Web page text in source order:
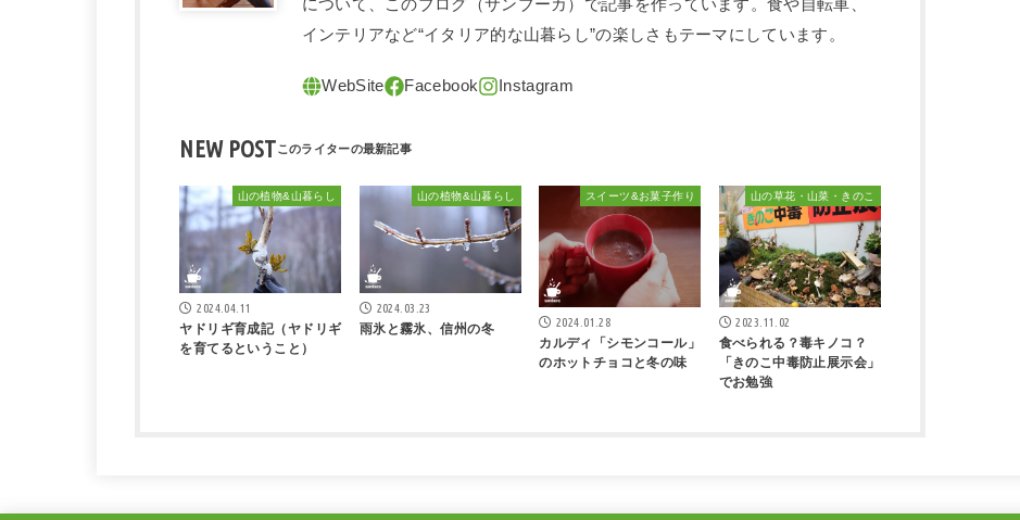
について、このブログ（サンブーカ）で記事を作っています。食や自転車、
インテリアなど“イタリア的な山暮らし”の楽しさもテーマにしています。
NEW POST
山の植物&山暮らし
2024.04.11
ヤドリギ育成記（ヤドリギ
を育てるということ）
山の植物&山暮らし
2024.03.23
雨氷と霧氷、信州の冬
スイーツ&お菓子作り
2024.01.28
カルディ「シモンコール」
のホットチョコと冬の味
山の草花・山菜・きのこ
2023.11.02
食べられる？毒キノコ？
「きのこ中毒防止展示会」
でお勉強